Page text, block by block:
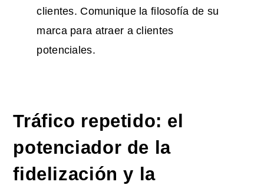
clientes. Comunique la filosofía de su
marca para atraer a clientes
potenciales.
Tráfico repetido: el
potenciador de la
fidelización y la